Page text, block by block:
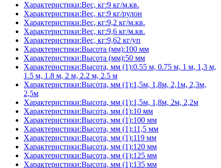
Характеристики:Вес, кг:9 кг/м.кв.
Характеристики:Вес, кг:9 кг/рулон
Характеристики:Вес, кг:9,2 кг/м.кв.
Характеристики:Вес, кг:9,6 кг/м.кв.
Характеристики:Вес, кг:9,62 кг/уп
Характеристики:Высота (мм):100 мм
Характеристики:Высота (мм):50 мм
Характеристики:Высота, мм (1):0.55 м, 0.75 м, 1 м, 1,3 м,
1.5 м, 1.8 м, 2 м, 2.2 м, 2.5 м
Характеристики:Высота, мм (1):1,5м, 1,8м, 2,1м, 2,3м,
2,5м
Характеристики:Высота, мм (1):1,5м, 1,8м, 2м, 2,2м
Характеристики:Высота, мм (1):10 мм
Характеристики:Высота, мм (1):100 мм
Характеристики:Высота, мм (1):11,5 мм
Характеристики:Высота, мм (1):119 мм
Характеристики:Высота, мм (1):120 мм
Характеристики:Высота, мм (1):125 мм
Характеристики:Высота, мм (1):135 мм